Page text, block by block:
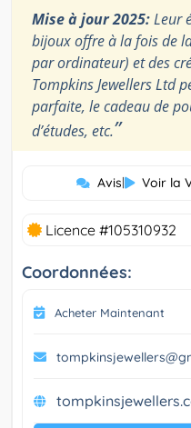
Mise à jour 2025:Leur
bijoux offre à la fois de
par ordinateur) et des
Tompkins Jewellers Ltd
parfaite, le cadeau de
d’études, etc.”
Avis| Voir la
Licence #105310932
Coordonnées:
Acheter Maintenant